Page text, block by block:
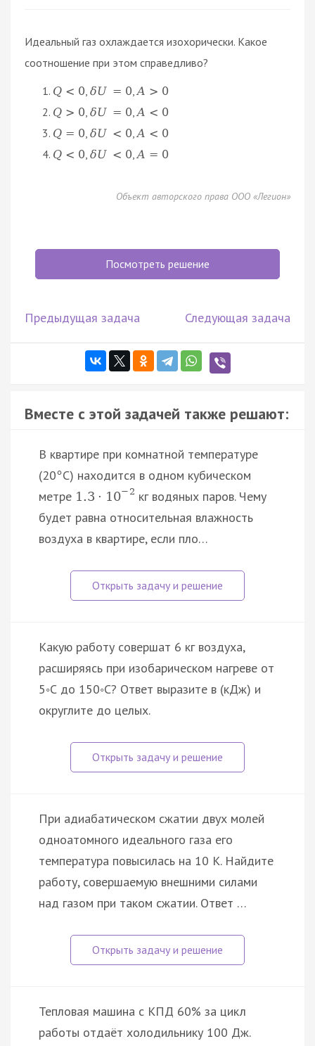
Идеальный газ охлаждается изохорически. Какое
соотношение при этом справедливо?
Q < 0 ,δU = 0 A > 0
Q > 0 ,δU = 0 A < 0
Q = 0 ,δU < 0 A < 0
Q < 0 ,δU < 0 A = 0
Объект авторского права ООО «Легион»
Посмотреть решение
Предыдущая задача Следующая задача
Вместе с этой задачей также решают:
В квартире при комнатной температуре
(20°С) находится в одном кубическом
метре 1.3 · 10− 2 кг водяных паров. Чему
будет равна относительная влажность
воздуха в квартире, если пло…
Какую работу совершат 6 кг воздуха,
расширяясь при изобарическом нагреве от
5◦С до 150◦С? Ответ выразите в (кДж) и
округлите до целых.
При адиабатическом сжатии двух молей
одноатомного идеального газа его
температура повысилась на 10 К. Найдите
работу, совершаемую внешними силами
над газом при таком сжатии. Ответ …
Тепловая машина с КПД 60% за цикл
работы отдаёт холодильнику 100 Дж.